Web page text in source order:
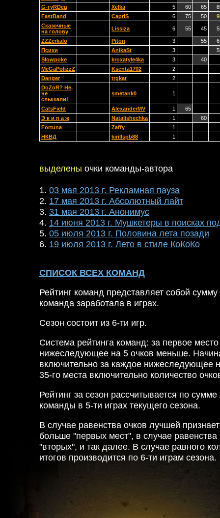
G-гуRDец
Xelka 5 60 65
FastBand
CaprIS 6 75 50
Сказочные
на голову
Lissiza 6 55 45
ZZZerkalo Piton 3 55
Психи
AnikaSt 3
Slowpoke
kroxatyle4ka 3
40
MeGaPolizzZ
Ksenta1702
2
Danger
trgkat
2
DoZoR? Не,
не
слышали!
smetank0 1
CatsField AlexanderMV 1
65
Э к и п а ж
Natalishechka 1
60
Fortuna
Zaffy
1
НКВД
kirillspb88 1
выделены очки команды-автора
1. 03 мая 2013 г. Рекламная пауза
2. 17 мая 2013 г. Абсолютный лайт
3. 31 мая 2013 г. Анонимус
4. 14 июня 2013 г. Мушкетеры в поисках
5. 05 июля 2013 г. Половина лета позади
6. 19 июля 2013 г. Лето в стиле КоКоКо
СПИСОК ВСЕХ КОМАНД
Рейтинг команд представляет собой
команда заработала в играх.
Сезон состоит из 6-ти игр.
Система рейтинга команд: за первое
нижеследующее на 5 очков меньше.
включительно за каждое нижеследующее
35-го места включительно количество
Рейтинг за сезон рассчитывается по
команды в 5-ти играх текущего сезона.
В случае равенства очков лучшей
больше "первых мест", в случае равенства
"вторых", и так далее. В случае равного
итогов производится по 6-ти играм сезона.